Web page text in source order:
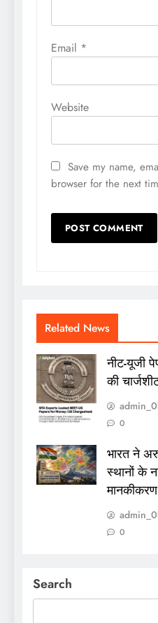
Email *
Website
Save my name,
browser for the next
Related News
नीट-यूजी
की
0
भारत ने
स्थानों के
0
Search